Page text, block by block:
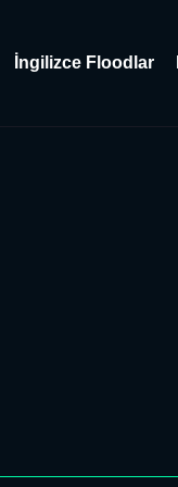
İngilizce Floodlar